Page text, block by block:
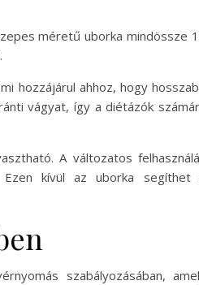
méretű uborka mindössze
hozzájárul ahhoz, hogy
vágyat, így a diétázók
A változatos
kívül az uborka segíthet
szabályozásában,